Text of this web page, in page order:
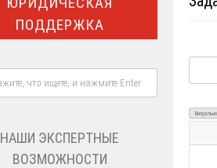
Визуально
ПОДДЕРЖКА
НАШИ ЭКСПЕРТНЫЕ
ВОЗМОЖНОСТИ